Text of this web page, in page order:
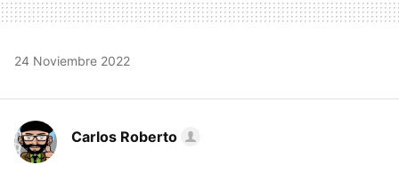
24 Noviembre 2022
Carlos Roberto